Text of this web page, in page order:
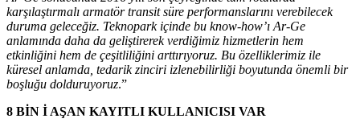
karşılaştırmalı armatör transit süre performanslarını verebilecek
duruma geleceğiz. Teknopark içinde bu know-how’ı Ar-Ge
anlamında daha da geliştirerek verdiğimiz hizmetlerin hem
etkinliğini hem de çeşitliliğini arttırıyoruz. Bu özelliklerimiz ile
küresel anlamda, tedarik zinciri izlenebilirliği boyutunda önemli bir
boşluğu dolduruyoruz.”
8 BİN İ AŞAN KAYITLI KULLANICISI VAR